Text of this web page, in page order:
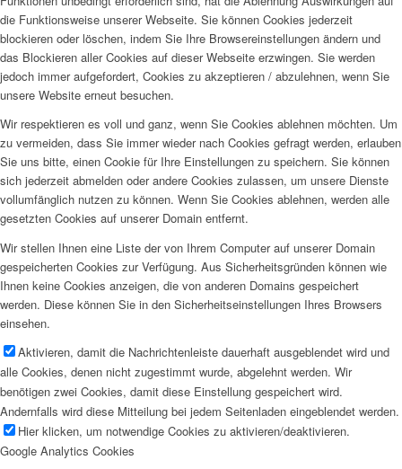
die Funktionsweise unserer Webseite. Sie können Cookies jederzeit
blockieren oder löschen, indem Sie Ihre Browsereinstellungen ändern und
das Blockieren aller Cookies auf dieser Webseite erzwingen. Sie werden
jedoch immer aufgefordert, Cookies zu akzeptieren / abzulehnen, wenn Sie
unsere Website erneut besuchen.
Wir respektieren es voll und ganz, wenn Sie Cookies ablehnen möchten. Um
zu vermeiden, dass Sie immer wieder nach Cookies gefragt werden, erlauben
Sie uns bitte, einen Cookie für Ihre Einstellungen zu speichern. Sie können
sich jederzeit abmelden oder andere Cookies zulassen, um unsere Dienste
vollumfänglich nutzen zu können. Wenn Sie Cookies ablehnen, werden alle
gesetzten Cookies auf unserer Domain entfernt.
Wir stellen Ihnen eine Liste der von Ihrem Computer auf unserer Domain
gespeicherten Cookies zur Verfügung. Aus Sicherheitsgründen können wie
Ihnen keine Cookies anzeigen, die von anderen Domains gespeichert
werden. Diese können Sie in den Sicherheitseinstellungen Ihres Browsers
einsehen.
Aktivieren, damit die Nachrichtenleiste dauerhaft ausgeblendet wird und
alle Cookies, denen nicht zugestimmt wurde, abgelehnt werden. Wir
benötigen zwei Cookies, damit diese Einstellung gespeichert wird.
Andernfalls wird diese Mitteilung bei jedem Seitenladen eingeblendet werden.
Hier klicken, um notwendige Cookies zu aktivieren/deaktivieren.
Google Analytics Cookies